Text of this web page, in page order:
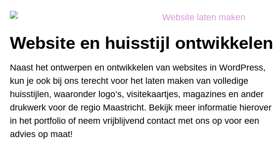
Website en huisstijl ontwikkelen
Naast het ontwerpen en ontwikkelen van websites in WordPress,
kun je ook bij ons terecht voor het laten maken van volledige
huisstijlen, waaronder logo’s, visitekaartjes, magazines en ander
drukwerk voor de regio Maastricht. Bekijk meer informatie hierover
in het portfolio of neem vrijblijvend contact met ons op voor een
advies op maat!